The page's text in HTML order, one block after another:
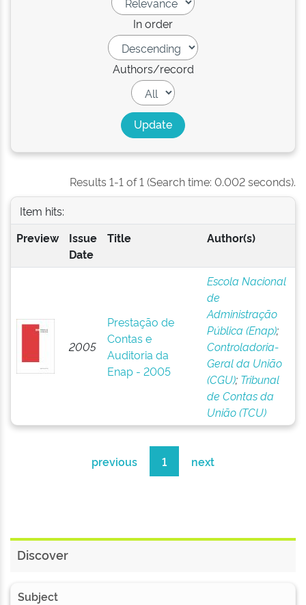
In order
Authors/record
Results 1-1 of 1 (Search time: 0.002 seconds).
Item hits:
Preview
Issue
Date
Title Author(s)
2005
Prestação de
Contas e
Auditoria da
Enap - 2005
Escola Nacional
de
Administração
Pública (Enap);
Controladoria-
Geral da União
(CGU); Tribunal
de Contas da
União (TCU)
previous 1 next
Discover
Subject